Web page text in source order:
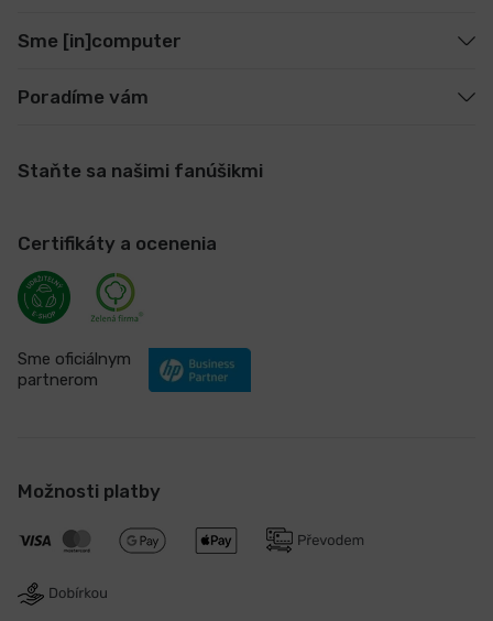
Sme [in]computer
Poradíme vám
Staňte sa našimi fanúšikmi
Certifikáty a ocenenia
Sme oficiálnym
partnerom
Možnosti platby